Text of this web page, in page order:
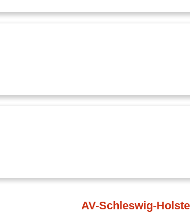
AV-Schleswig-